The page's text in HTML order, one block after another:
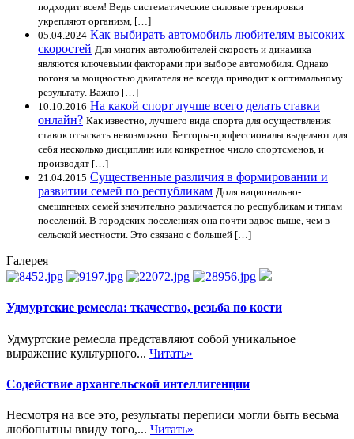
подходит всем! Ведь систематические силовые тренировки
укрепляют организм, […]
05.04.2024 Как выбирать автомобиль любителям высоких
скоростей Для многих автолюбителей скорость и динамика
являются ключевыми факторами при выборе автомобиля. Однако
погоня за мощностью двигателя не всегда приводит к оптимальному
результату. Важно […]
10.10.2016 На какой спорт лучше всего делать ставки
онлайн? Как известно, лучшего вида спорта для осуществления
ставок отыскать невозможно. Бетторы-профессионалы выделяют для
себя несколько дисциплин или конкретное число спортсменов, и
производят […]
21.04.2015 Существенные различия в формировании и
развитии семей по республикам Доля национально-
смешанных семей значительно различается по республикам и типам
поселений. В городских поселениях она почти вдвое выше, чем в
сельской местности. Это связано с большей […]
Галерея
Удмуртские ремесла: ткачество, резьба по кости
Удмуртские ремесла представляют собой уникальное
выражение культурного... Читать»
Содействие архангельской интеллигенции
Несмотря на все это, результаты переписи могли быть весьма
любопытны ввиду того,... Читать»